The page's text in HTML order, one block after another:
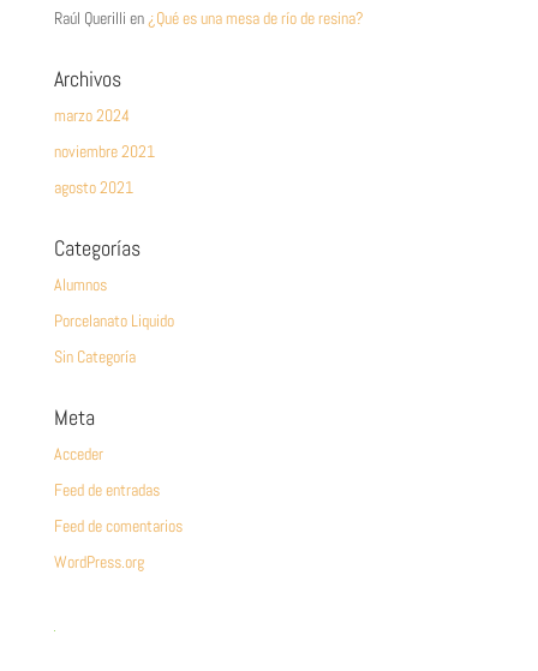
Raúl Querilli en ¿Qué es una mesa de río de resina?
Archivos
marzo 2024
noviembre 2021
agosto 2021
Categorías
Alumnos
Porcelanato Liquido
Sin Categoría
Meta
Acceder
Feed de entradas
Feed de comentarios
WordPress.org